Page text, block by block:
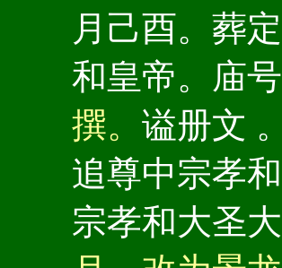
月己酉。葬定
和皇帝。庙
撰。 谥册文 。
追尊中宗孝
宗孝和大圣